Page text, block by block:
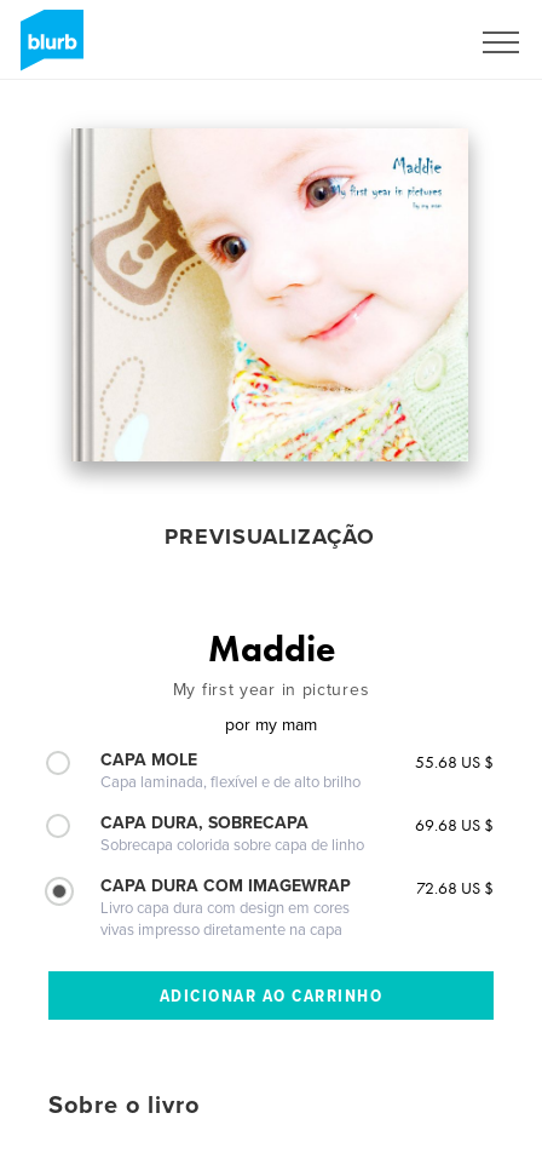
PREVISUALIZAÇÃO
Maddie
My first year in pictures
por my mam
CAPA MOLE
Capa laminada, flexível e de alto brilho
55.68 US $
CAPA DURA, SOBRECAPA
Sobrecapa colorida sobre capa de linho
69.68 US $
CAPA DURA COM IMAGEWRAP
Livro capa dura com design em cores
vivas impresso diretamente na capa
72.68 US $
Sobre o livro